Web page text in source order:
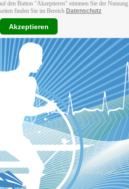
den Button "Akzeptieren" stimmen Sie der
finden Sie im Bereich Datenschutz
Akzeptieren